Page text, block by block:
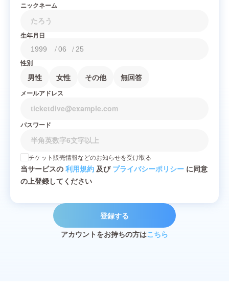
ニックネーム
生年月日
/ /
性別
男性 女性 その他 無回答
メールアドレス
パスワード
チケット販売情報などのお知らせを受け取る
当サービスの 利用規約 及び プライバシーポリシー に同意
の上登録してください
登録する
アカウントをお持ちの方はこちら